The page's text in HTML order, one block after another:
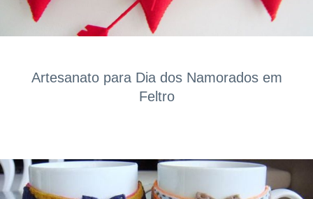
Artesanato para Dia dos Namorados em
Feltro